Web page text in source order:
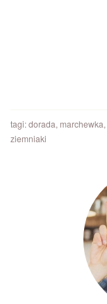
tagi:dorada, marchewka,
ziemniaki